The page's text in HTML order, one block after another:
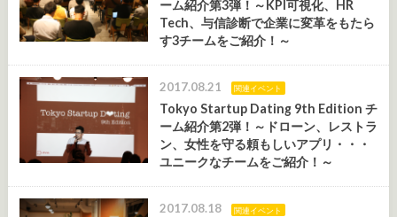
ーム紹介第3弾！～KPI可視化、HR
Tech、与信診断で企業に変革をもたら
す3チームをご紹介！～
2017.08.21 関連イベント
Tokyo Startup Dating 9th Edition チ
ーム紹介第2弾！～ドローン、レストラ
ン、女性を守る頼もしいアプリ・・・
ユニークなチームをご紹介！～
2017.08.18 関連イベント